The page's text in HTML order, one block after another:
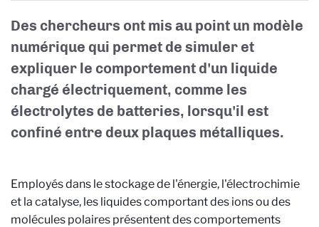
Des chercheurs ont mis au point un modèle
numérique qui permet de simuler et
expliquer le comportement d'un liquide
chargé électriquement, comme les
électrolytes de batteries, lorsqu'il est
confiné entre deux plaques métalliques.
Employés dans le stockage de l'énergie, l'électrochimie
et la catalyse, les liquides comportant des ions ou des
molécules polaires présentent des comportements